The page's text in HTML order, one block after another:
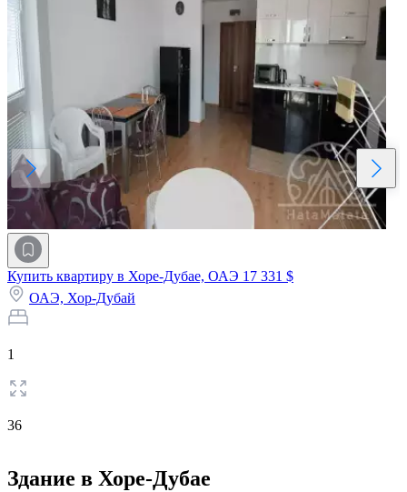
Купить квартиру в Хоре-Дубае, ОАЭ 17 331 $
ОАЭ, Хор-Дубай
1
36
Здание в Хоре-Дубае